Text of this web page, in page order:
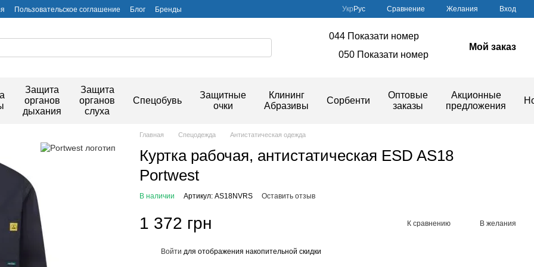
Пользовательское соглашение Блог Бренды Укр Рус Сравнение Желания Вход
044 Показати номер
050 Показати номер
Мой заказ
Защита
органов
дыхания
Защита
органов
слуха
Спецобувь
Защитные
очки
Клининг
Абразивы
Сорбенти
Оптовые
заказы
Акционные
предложения
Главная Спецодежда Антистатическая одежда
Куртка рабочая, антистатическая ESD AS18
Portwest
В наличии Артикул: AS18NVRS Оставить отзыв
1 372 грн К сравнению В желания
Войти для отображения накопительной скидки